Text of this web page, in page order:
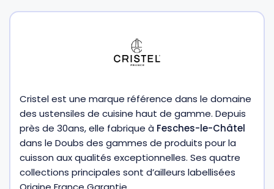
Cristel est une marque référence dans le domaine
des ustensiles de cuisine haut de gamme. Depuis
près de 30ans, elle fabrique à Fesches-le-Châtel
dans le Doubs des gammes de produits pour la
cuisson aux qualités exceptionnelles. Ses quatre
collections principales sont d’ailleurs labellisées